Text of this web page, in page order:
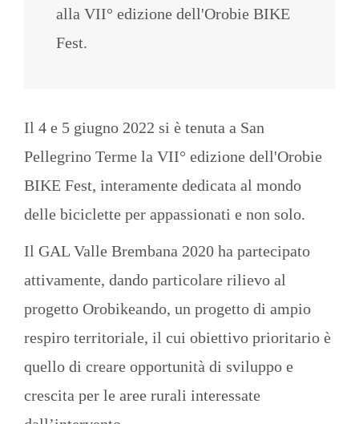
alla VII° edizione dell'Orobie BIKE
Fest.
Il 4 e 5 giugno 2022 si è tenuta a San
Pellegrino Terme la VII° edizione dell'Orobie
BIKE Fest, interamente dedicata al mondo
delle biciclette per appassionati e non solo.
Il GAL Valle Brembana 2020 ha partecipato
attivamente, dando particolare rilievo al
progetto Orobikeando, un progetto di ampio
respiro territoriale, il cui obiettivo prioritario è
quello di creare opportunità di sviluppo e
crescita per le aree rurali interessate